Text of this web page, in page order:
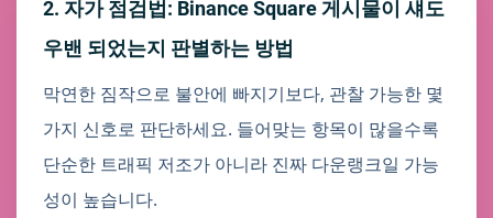
2. 자가 점검법: Binance Square 게시물이 섀도
우밴 되었는지 판별하는 방법
막연한 짐작으로 불안에 빠지기보다, 관찰 가능한 몇
가지 신호로 판단하세요. 들어맞는 항목이 많을수록
단순한 트래픽 저조가 아니라 진짜 다운랭크일 가능
성이 높습니다.